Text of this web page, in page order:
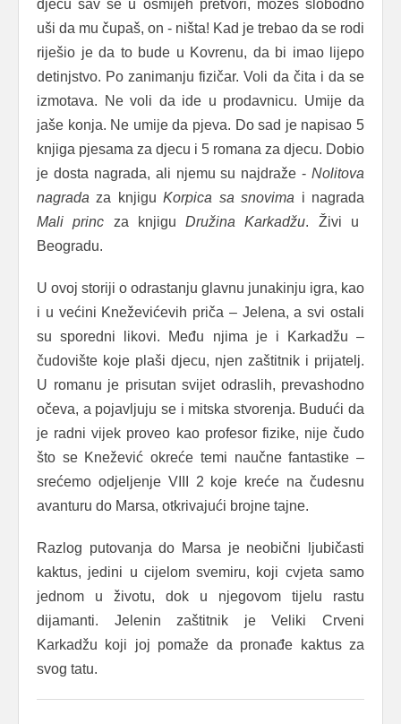
djecu sav se u osmijeh pretvori, možeš slobodno
uši da mu čupaš, on - ništa! Kad je trebao da se rodi
riješio je da to bude u Kovrenu, da bi imao lijepo
detinjstvo. Po zanimanju fizičar. Voli da čita i da se
izmotava. Ne voli da ide u prodavnicu. Umije da
jaše konja. Ne umije da pjeva. Do sad je napisao 5
knjiga pjesama za djecu i 5 romana za djecu. Dobio
je dosta nagrada, ali njemu su najdraže - Nolitova
nagrada za knjiguKorpica sa snovima i nagrada
Mali princ za knjigu Družina Karkadžu. Živi u
Beogradu.
U ovoj storiji o odrastanju glavnu junakinju igra, kao
i u većini Kneževićevih priča – Jelena, a svi ostali
su sporedni likovi. Među njima je i Karkadžu –
čudovište koje plaši djecu, njen zaštitnik i prijatelj.
U romanu je prisutan svijet odraslih, prevashodno
očeva, a pojavljuju se i mitska stvorenja. Budući da
je radni vijek proveo kao profesor fizike, nije čudo
što se Knežević okreće temi naučne fantastike –
srećemo odjeljenje VIII 2 koje kreće na čudesnu
avanturu do Marsa, otkrivajući brojne tajne.
Razlog putovanja do Marsa je neobični ljubičasti
kaktus, jedini u cijelom svemiru, koji cvjeta samo
jednom u životu, dok u njegovom tijelu rastu
dijamanti. Jelenin zaštitnik je Veliki Crveni
Karkadžu koji joj pomaže da pronađe kaktus za
svog tatu.